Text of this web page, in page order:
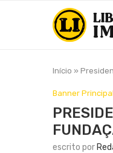
Início »
Banner Principal
escrito por